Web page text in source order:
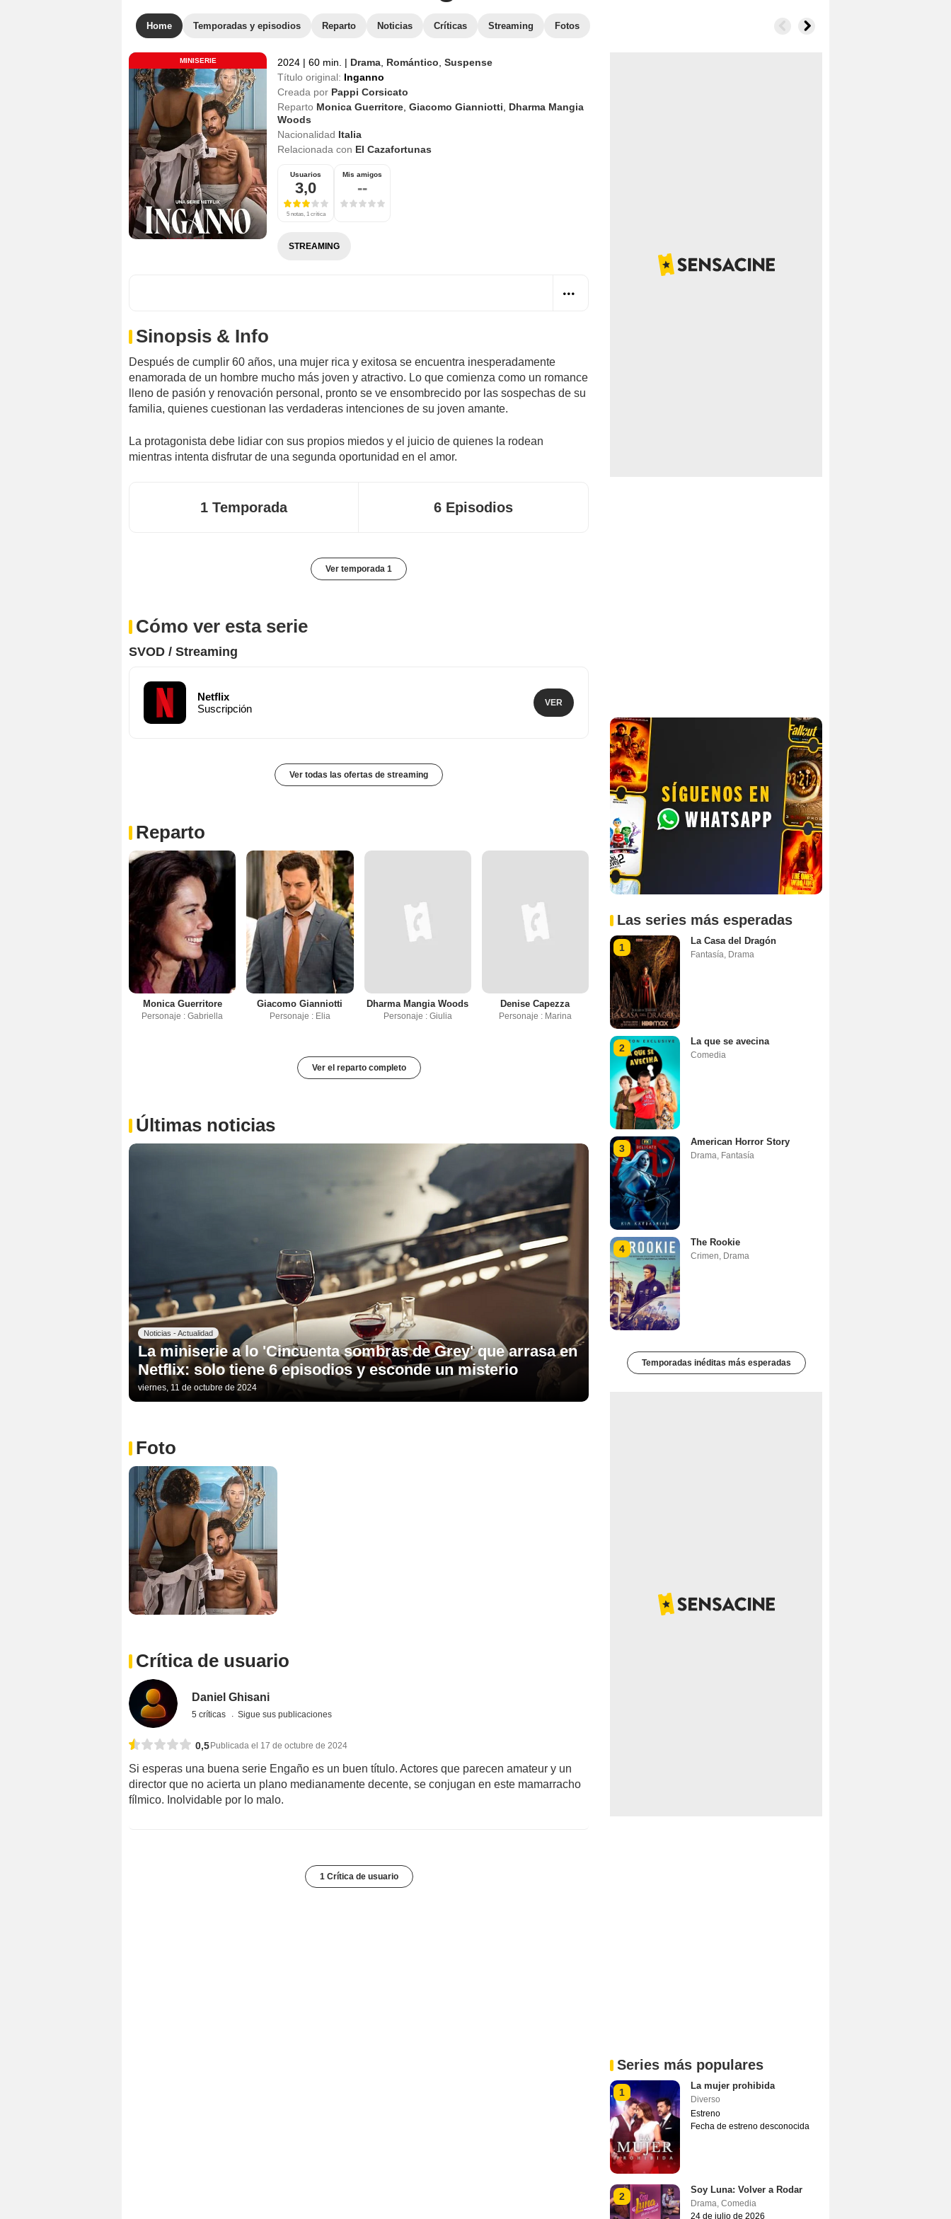
Home Temporadas y episodios Reparto Noticias Críticas Streaming Fotos
MINISERIE 2024 | 60 min. | Drama Romántico Suspense
Título original: Inganno
Creada por Pappi Corsicato
Reparto Monica Guerritore Giacomo Gianniotti
Dharma Mangia
Woods
Nacionalidad Italia
Relacionada con El Cazafortunas
Usuarios
3,0
5 notas, 1 crítica
Mis amigos
--
STREAMING
Sinopsis & Info
Después de cumplir 60 años, una mujer rica y exitosa se encuentra inesperadamente
enamorada de un hombre mucho más joven y atractivo. Lo que comienza como un romance
lleno de pasión y renovación personal, pronto se ve ensombrecido por las sospechas de su
familia, quienes cuestionan las verdaderas intenciones de su joven amante.
La protagonista debe lidiar con sus propios miedos y el juicio de quienes la rodean
mientras intenta disfrutar de una segunda oportunidad en el amor.
1 Temporada 6 Episodios
Ver temporada 1
Cómo ver esta serie
SVOD / Streaming
Netflix
Suscripción
VER
Ver todas las ofertas de streaming
Reparto
Monica Guerritore
Personaje : Gabriella
Giacomo Gianniotti
Personaje : Elia
Dharma Mangia Woods
Personaje : Giulia
Denise Capezza
Personaje : Marina
Ver el reparto completo
Últimas noticias
Noticias - Actualidad
La miniserie a lo 'Cincuenta sombras de Grey' que arrasa en
Netflix: solo tiene 6 episodios y esconde un misterio
viernes, 11 de octubre de 2024
Foto
Crítica de usuario
Daniel Ghisani
5 críticas Sigue sus publicaciones
0,5 Publicada el 17 de octubre de 2024
Si esperas una buena serie Engaño es un buen título. Actores que parecen amateur y un
director que no acierta un plano medianamente decente, se conjugan en este mamarracho
fílmico. Inolvidable por lo malo.
1 Crítica de usuario
Las series más esperadas
1
La Casa del Dragón
Fantasía, Drama
2
La que se avecina
Comedia
3
American Horror Story
Drama, Fantasía
4
The Rookie
Crimen, Drama
Temporadas inéditas más esperadas
Series más populares
1
La mujer prohibida
Diverso
Estreno
Fecha de estreno desconocida
2
Soy Luna: Volver a Rodar
Drama, Comedia
24 de julio de 2026